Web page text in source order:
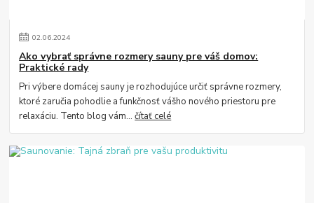
02.06.2024
Ako vybrať správne rozmery sauny pre váš domov:
Praktické rady
Pri výbere domácej sauny je rozhodujúce určiť správne rozmery,
ktoré zaručia pohodlie a funkčnosť vášho nového priestoru pre
relaxáciu. Tento blog vám...čítať celé